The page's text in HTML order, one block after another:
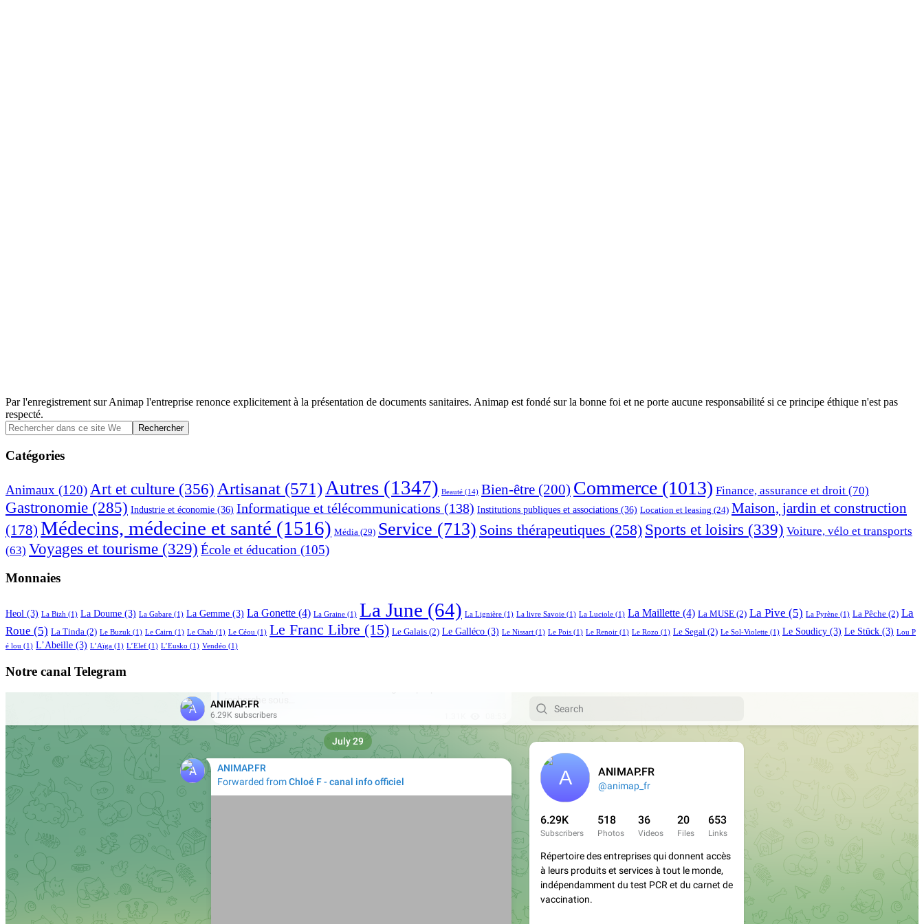
Par l'enregistrement sur Animap l'entreprise renonce explicitement à la présentation de documents sanitaires. Animap est fondé sur la bonne foi et ne porte aucune responsabilité si ce principe éthique n'est pas
respecté.
Barre
latérale
principale
Rechercher
dans
ce
site
Catégories
Animaux (120) Art et culture (356) Artisanat (571) Autres (1347) Beauté (14) Bien-être (200) Commerce (1013) Finance, assurance et droit (70)
Gastronomie (285) Industrie et économie (36) Informatique et télécommunications (138) Institutions publiques et associations (36) Location et leasing (24) Maison, jardin et construction
(178) Médecins, médecine et santé (1516) Média (29) Service (713) Soins thérapeutiques (258) Sports et loisirs (339) Voiture, vélo et transports
(63) Voyages et tourisme (329) École et éducation (105)
Monnaies
Heol (3) La Bizh (1) La Doume (3) La Gabare (1) La Gemme (3) La Gonette (4) La Graine (1) La June (64) La Lignière (1) La livre Savoie (1) La Luciole (1) La Maillette (4) La MUSE (2) La Pive (5) La Pyrène (1) La Pêche (2) La
Roue (5) La Tinda (2) Le Buzuk (1) Le Cairn (1) Le Chab (1) Le Céou (1) Le Franc Libre (15) Le Galais (2) Le Galléco (3) Le Nissart (1) Le Pois (1) Le Renoir (1) Le Rozo (1) Le Segal (2) Le Sol-Violette (1) Le Soudicy (3) Le Stück (3) Lou P
é lou (1) L’Abeille (3) L’Aïga (1) L’Elef (1) L’Eusko (1) Vendéo (1)
Notre canal Telegram